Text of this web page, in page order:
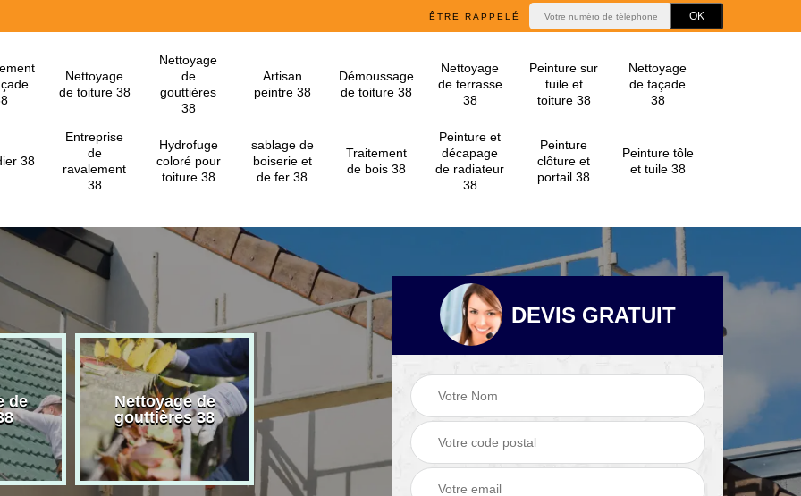
ÊTRE RAPPELÉ
Nettoyage
de toiture 38
Nettoyage
de
gouttières
38
Artisan
peintre 38
Démoussage
de toiture 38
Nettoyage
de terrasse
38
Peinture sur
tuile et
toiture 38
Nettoyage
de façade
38
38
Entreprise
de
ravalement
38
Hydrofuge
coloré pour
toiture 38
sablage de
boiserie et
de fer 38
Traitement
de bois 38
Peinture et
décapage
de radiateur
38
Peinture
clôture et
portail 38
Peinture tôle
et tuile 38
de
Nettoyage de
gouttières 38
Artisan peintre 38
Démoussage de
toiture 38
Nettoyage de
terrasse 38
DEVIS GRATUIT